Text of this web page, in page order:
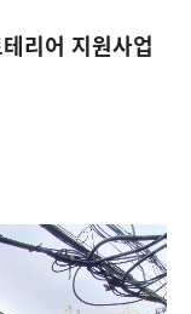
리어 지원사업